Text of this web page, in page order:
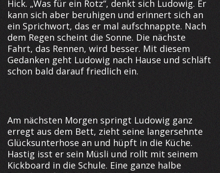
Hick. „Was für ein Rotz“, denkt sich Ludowig. Er
kann sich aber beruhigen und erinnert sich an
ein Sprichwort, das er mal aufschnappte. Nach
dem Regen scheint die Sonne. Die nächste
Fahrt, das Rennen, wird besser. Mit diesem
Gedanken geht Ludowig nach Hause und schläft
schon bald darauf friedlich ein.
Am nächsten Morgen springt Ludowig ganz
erregt aus dem Bett, zieht seine langersehnte
Glücksunterhose an und hüpft in die Küche.
Hastig isst er sein Müsli und rollt mit seinem
Kickboard in die Schule. Eine ganze halbe